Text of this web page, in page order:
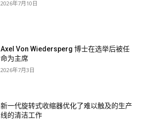
2026年7月10日
Axel Von Wiedersperg 博士在选举后被任
命为主席
2026年7月3日
新一代旋转式收缩器优化了难以触及的生产
线的清洁工作